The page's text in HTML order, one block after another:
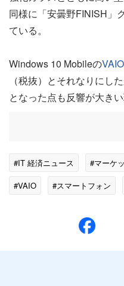
同様に「安曇野FINISH」
ている。
Windows 10 Mobileの
（税抜）とそれなりにした
となった点も反響が大きい
#IT 経済ニュース #マーケ
#VAIO
#スマートフォン